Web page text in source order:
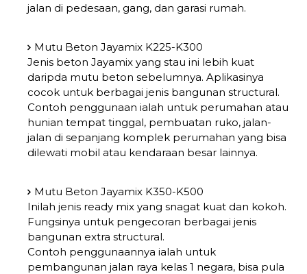
jalan di pedesaan, gang, dan garasi rumah.
Mutu Beton Jayamix K225-K300
Jenis beton Jayamix yang stau ini lebih kuat
daripda mutu beton sebelumnya. Aplikasinya
cocok untuk berbagai jenis bangunan structural.
Contoh penggunaan ialah untuk perumahan atau
hunian tempat tinggal, pembuatan ruko, jalan-
jalan di sepanjang komplek perumahan yang bisa
dilewati mobil atau kendaraan besar lainnya.
Mutu Beton Jayamix K350-K500
Inilah jenis ready mix yang snagat kuat dan kokoh.
Fungsinya untuk pengecoran berbagai jenis
bangunan extra structural.
Contoh penggunaannya ialah untuk
pembangunan jalan raya kelas 1 negara, bisa pula